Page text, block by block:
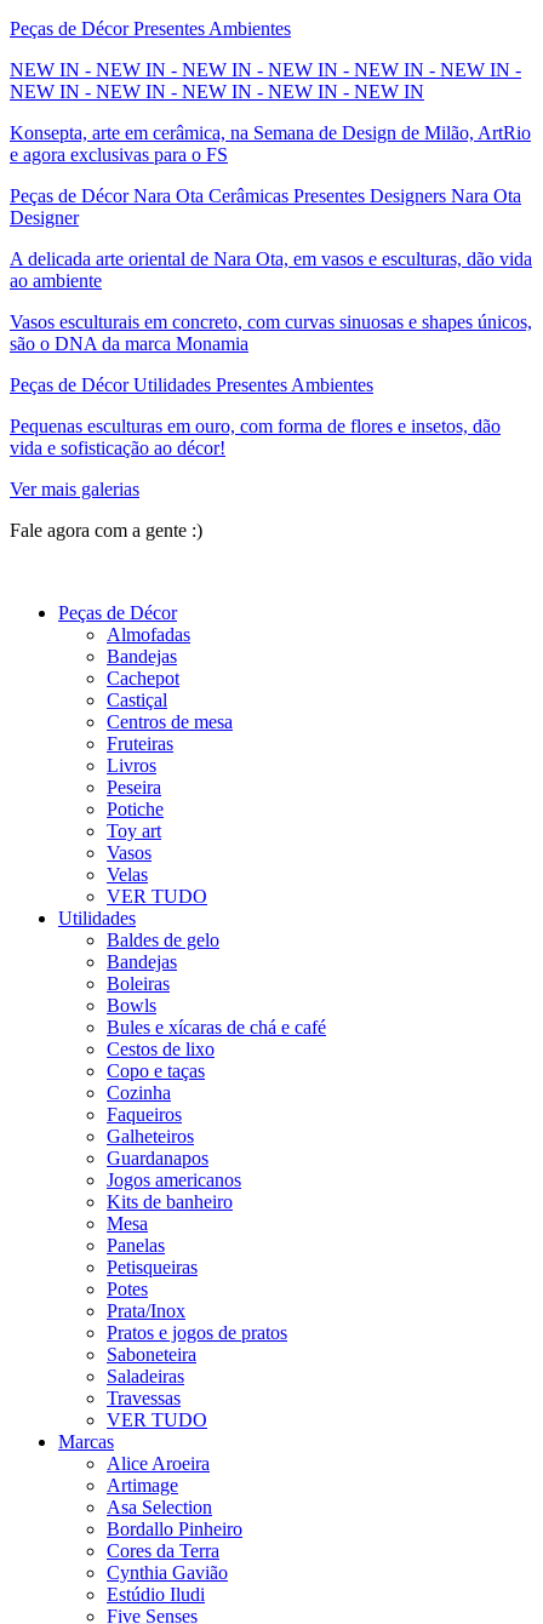
Peças de Décor Presentes Ambientes
NEW IN - NEW IN - NEW IN - NEW IN - NEW IN - NEW IN -
NEW IN - NEW IN - NEW IN - NEW IN - NEW IN
Konsepta, arte em cerâmica, na Semana de Design de Milão, ArtRio
e agora exclusivas para o FS
Peças de Décor Nara Ota Cerâmicas Presentes Designers Nara Ota
Designer
A delicada arte oriental de Nara Ota, em vasos e esculturas, dão vida
ao ambiente
Vasos esculturais em concreto, com curvas sinuosas e shapes únicos,
são o DNA da marca Monamia
Peças de Décor Utilidades Presentes Ambientes
Pequenas esculturas em ouro, com forma de flores e insetos, dão
vida e sofisticação ao décor!
Ver mais galerias
Fale agora com a gente :)
Peças de Décor
Almofadas
Bandejas
Cachepot
Castiçal
Centros de mesa
Fruteiras
Livros
Peseira
Potiche
Toy art
Vasos
Velas
VER TUDO
Utilidades
Baldes de gelo
Bandejas
Boleiras
Bowls
Bules e xícaras de chá e café
Cestos de lixo
Copo e taças
Cozinha
Faqueiros
Galheteiros
Guardanapos
Jogos americanos
Kits de banheiro
Mesa
Panelas
Petisqueiras
Potes
Prata/Inox
Pratos e jogos de pratos
Saboneteira
Saladeiras
Travessas
VER TUDO
Marcas
Alice Aroeira
Artimage
Asa Selection
Bordallo Pinheiro
Cores da Terra
Cynthia Gavião
Estúdio Iludi
Five Senses